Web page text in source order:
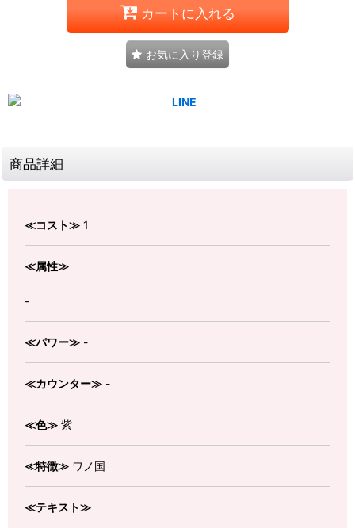
カートに入れる
お気に入り登録
商品詳細
≪コスト≫ 1
≪属性≫
-
≪パワー≫ -
≪カウンター≫ -
≪色≫ 紫
≪特徴≫ ワノ国
≪テキスト≫